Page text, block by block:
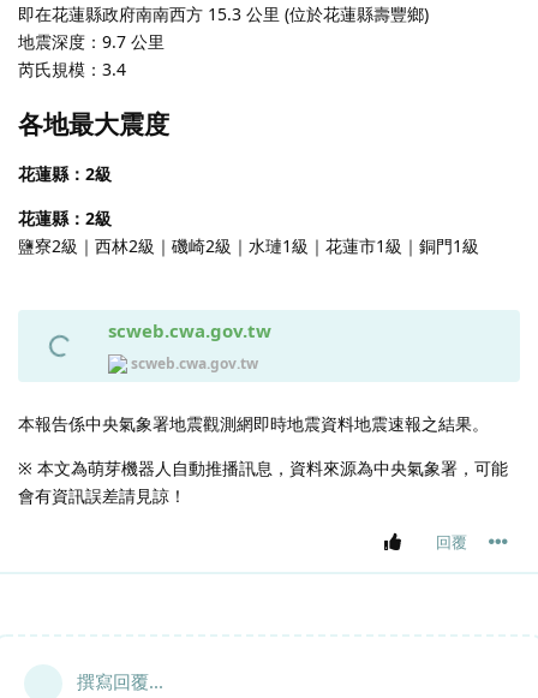
即在花蓮縣政府南南西方 15.3 公里 (位於花蓮縣壽豐鄉)
地震深度：9.7 公里
芮氏規模：3.4
各地最大震度
花蓮縣：2級
花蓮縣：2級
鹽寮2級｜西林2級｜磯崎2級｜水璉1級｜花蓮市1級｜銅門1級
scweb.cwa.gov.tw
scweb.cwa.gov.tw
本報告係中央氣象署地震觀測網即時地震資料地震速報之結果。
※ 本文為萌芽機器人自動推播訊息，資料來源為中央氣象署，可能
會有資訊誤差請見諒！
回覆
撰寫回覆...